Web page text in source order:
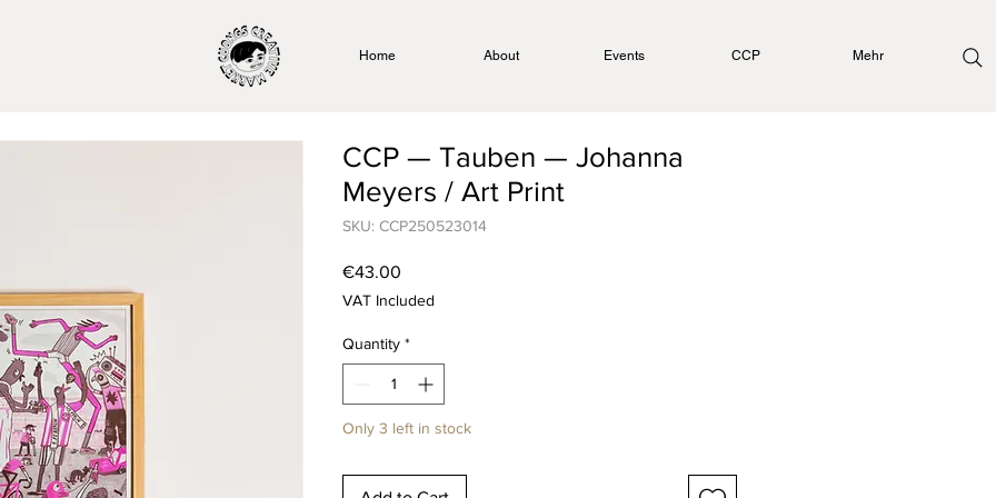
Home About Events CCP Mehr
CCP — Tauben — Johanna
Meyers / Art Print
SKU: CCP250523014
€43.00
VAT Included
Quantity *
Only 3 left in stock